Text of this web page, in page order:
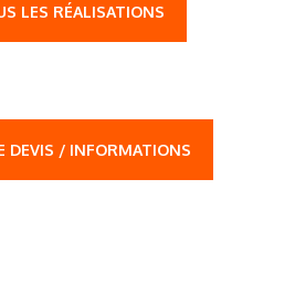
LES RÉALISATIONS
DEVIS / INFORMATIONS